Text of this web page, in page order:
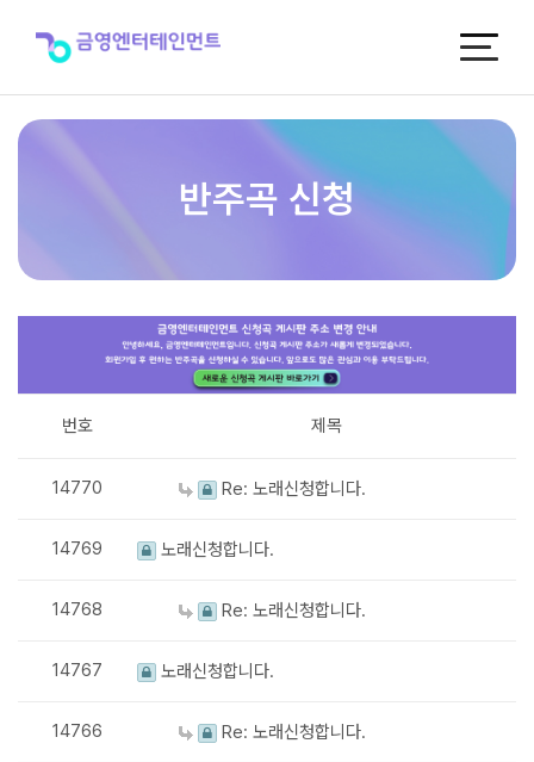
반주곡 신청
번호 제목
14770 Re: 노래신청합니다.
14769 노래신청합니다.
14768 Re: 노래신청합니다.
14767 노래신청합니다.
14766 Re: 노래신청합니다.